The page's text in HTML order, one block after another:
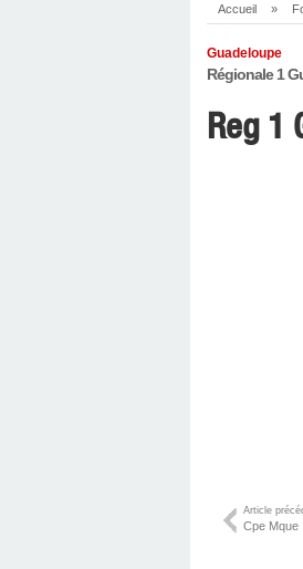
Accueil »
Guadeloupe
Régionale 1
Reg 1
Article
Cpe Mque